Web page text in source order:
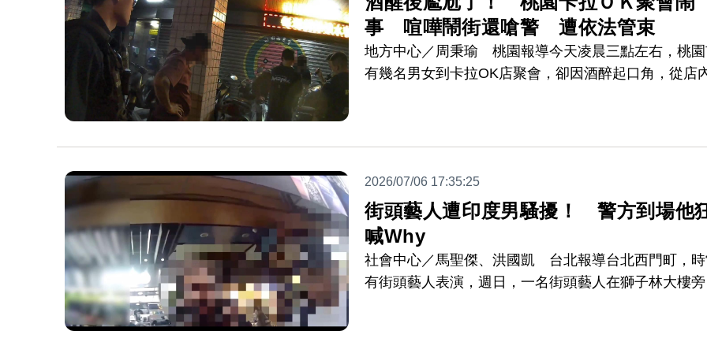
事 喧嘩鬧街還嗆警 遭依法管束
地方中心／周秉瑜 桃園報導今天凌晨三點左右，桃
有幾名男女到卡拉OK店聚會，卻因酒醉起口角，從店
2026/07/06 17:35:25
街頭藝人遭印度男騷擾！ 警方到場他
喊Why
社會中心／馬聖傑、洪國凱 台北報導台北西門町，時
有街頭藝人表演，週日，一名街頭藝人在獅子林大樓旁